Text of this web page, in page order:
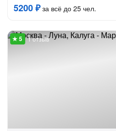
5200 ₽за всё до 25 чел.
1 отзыв